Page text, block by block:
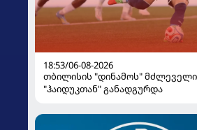
18:53/06-08-2026
თბილისის "დინამოს"
"ჰაიდუკთან" განადგურდა